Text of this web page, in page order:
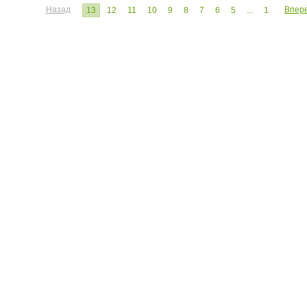
Назад 13 12 11 10 9 8 7 6 5 ... 1